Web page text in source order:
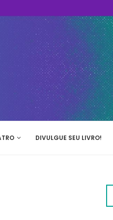
DIVULGUE SEU LIVRO!